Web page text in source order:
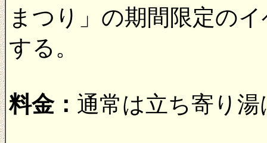
まつり」の期間限定の
する。
料金： 通常は立ち寄り湯